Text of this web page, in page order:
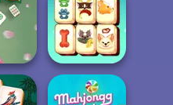
Ancient Egypt
Mahjong